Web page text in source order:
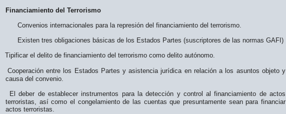
Financiamiento del Terrorismo
Convenios internacionales para la represión del financiamiento del terrorismo.
Existen tres obligaciones básicas de los Estados Partes (suscriptores de las normas GAFI)
Tipificar el delito de financiamiento del terrorismo como delito autónomo.
Cooperación entre los Estados Partes y asistencia jurídica en relación a los asuntos objeto y
causa del convenio.
El deber de establecer instrumentos para la detección y control al financiamiento de actos
terroristas, así como el congelamiento de las cuentas que presuntamente sean para financiar
actos terroristas.